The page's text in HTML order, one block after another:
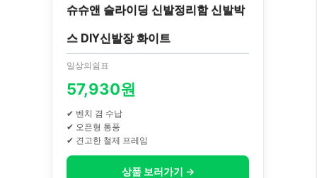
슈슈앤 슬라이딩 신발정리함 신발박
스 DIY신발장 화이트
일상의쉼표
57,930원
✔ 벤치 겸 수납
✔ 오픈형 통풍
✔ 견고한 철제 프레임
상품 보러가기 →